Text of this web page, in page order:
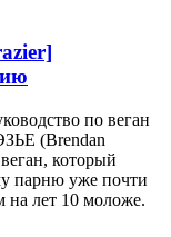
по веган
(Brendan
который
парню уже почти
на лет 10 моложе.